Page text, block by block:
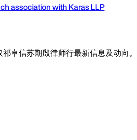
association with Karas LLP
卓信苏期殷律师行最新信息及动向。